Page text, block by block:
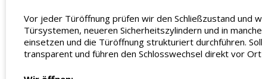
Vor jeder Türöffnung prüfen wir den Schließzustand und
Türsystemen, neueren Sicherheitszylindern und in
einsetzen und die Türöffnung strukturiert durchführen.
transparent und führen den Schlosswechsel direkt vor